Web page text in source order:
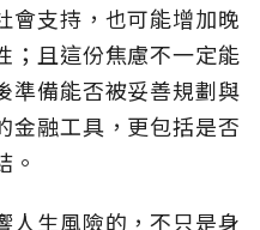
會支持，也可能增加晚
；且這份焦慮不一定能
準備能否被妥善規劃與
金融工具，更包括是否
。
人生風險的，不只是身